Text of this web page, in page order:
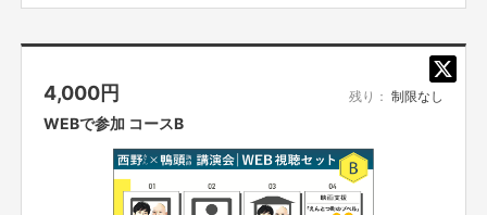
煙突だらけの「えんとつ町」では、
そこかしこから煙が上がり、頭の上はモックモク。
つまり、この町の人は頭の上が煙で覆われてしまっているから
ありません。
■会場に参加できなくなった方は、11月4日(日) 23：59ま
でオンライン視聴できますので、後日ゆっくりご覧いただ
けます。
■限定リンクは、支援者の方にSILKHATのメッセージ機能
を使ってお知らせします。講演会開始3時間前までにはお
知らせしますので、メッセージのご確認をお願いします。
■他の方に限定リンクを共有されることは禁止です。
4,000円 残り： 制限なし
WEBで参加 コースB